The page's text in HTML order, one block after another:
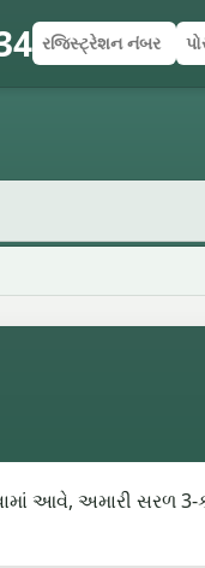
રજિસ્ટ્રેશન નંબર
પોસ્ટકોડ
ફોર્મ સબમિટ કરો
આવે, અમારી સરળ 3-